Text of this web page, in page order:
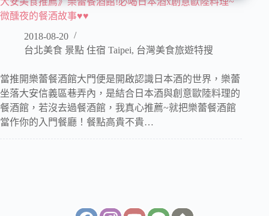
微醺夜的餐酒故事♥♥
2018-08-20
台北美食 景點 住宿 Taipei, 台灣美食旅遊特搜
當推開樂蕾餐酒館大門便是開啟認識日本酒的世界，樂蕾
坐落大安信義區巷弄內，是結合日本酒與創意歐陸料理的
餐酒館，若沒去過餐酒館，我真心推薦~就把樂蕾餐酒館
當作你的入門餐廳！餐點高貴不貴…